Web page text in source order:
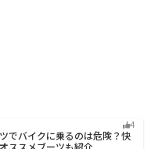
4
でバイクに乗るのは危険？快